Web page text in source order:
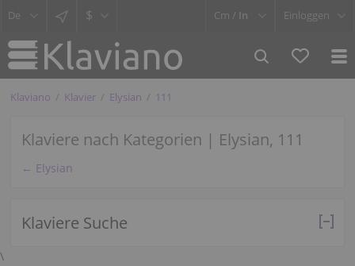
$ Cm / In Einloggen
Klaviano Klavier Elysian 111
Klaviere nach Kategorien | Elysian, 111
← Elysian
Klaviere Suche
\